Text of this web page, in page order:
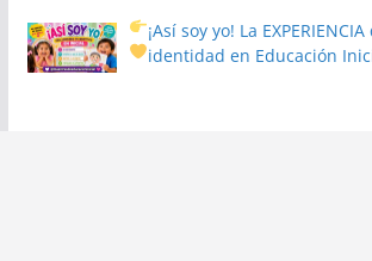
¡Así soy yo! La
identidad en Educación